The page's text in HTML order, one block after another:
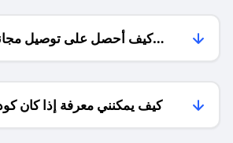
كيف أحصل على توصيل
كيف يمكنني معرفة إذا كان